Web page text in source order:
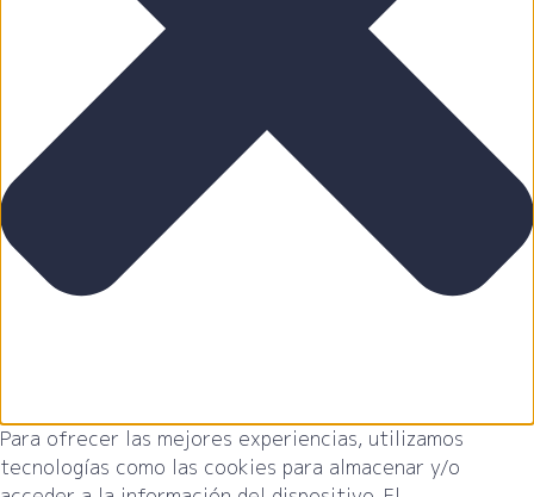
Para ofrecer las mejores experiencias, utilizamos
tecnologías como las cookies para almacenar y/o